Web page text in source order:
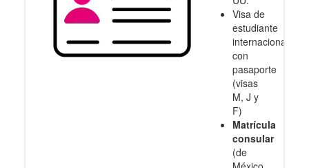
Visa de
estudiante
internacional
con
pasaporte
(visas
M, J y
F)
Matrícula
consular
(de